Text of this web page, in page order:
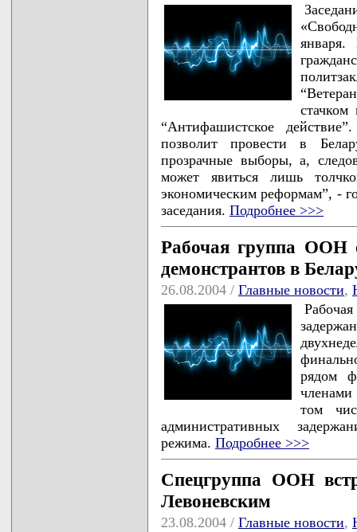
января.
стачком
“Антифашистское
позволит провести в
прозрачные выборы, а,
может явиться лишь
экономическим реформам”, -
заседания. Подробнее >>>
Рабочая группа ООН
демонстрантов в
26.08.2004 / Главные новости,
рядом
том
административных
режима. Подробнее >>>
Спецгруппа ООН
Левоневским
23.08.2004 / Главные новости,